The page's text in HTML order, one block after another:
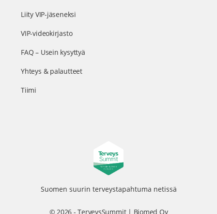
Liity VIP-jäseneksi
VIP-videokirjasto
FAQ – Usein kysyttyä
Yhteys & palautteet
Tiimi
Suomen suurin terveystapahtuma netissä
© 2026 - TerveysSummit | Biomed Oy